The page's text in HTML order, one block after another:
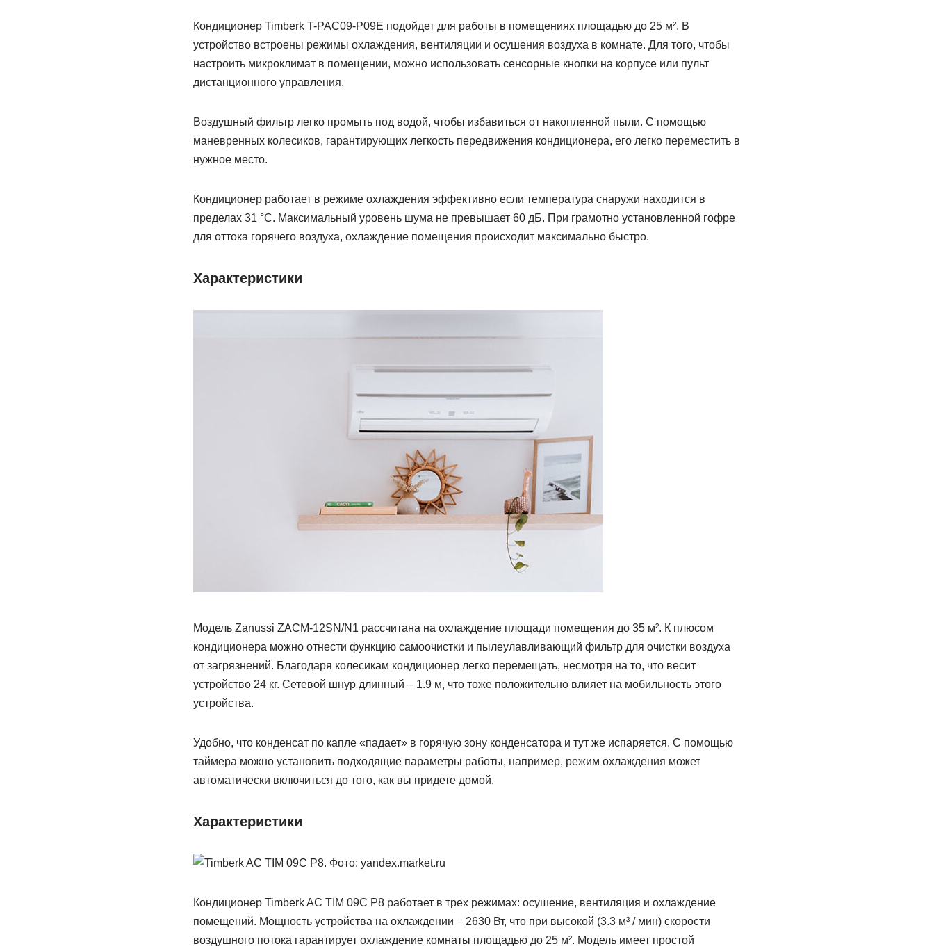
Кондиционер Timberk T-PAC09-P09E подойдет для работы в помещениях площадью до 25 м². В
устройство встроены режимы охлаждения, вентиляции и осушения воздуха в комнате. Для того, чтобы
настроить микроклимат в помещении, можно использовать сенсорные кнопки на корпусе или пульт
дистанционного управления.
Воздушный фильтр легко промыть под водой, чтобы избавиться от накопленной пыли. С помощью
маневренных колесиков, гарантирующих легкость передвижения кондиционера, его легко переместить в
нужное место.
Кондиционер работает в режиме охлаждения эффективно если температура снаружи находится в
пределах 31 °С. Максимальный уровень шума не превышает 60 дБ. При грамотно установленной гофре
для оттока горячего воздуха, охлаждение помещения происходит максимально быстро.
Характеристики
Модель Zanussi ZACM-12SN/N1 рассчитана на охлаждение площади помещения до 35 м². К плюсом
кондиционера можно отнести функцию самоочистки и пылеулавливающий фильтр для очистки воздуха
от загрязнений. Благодаря колесикам кондиционер легко перемещать, несмотря на то, что весит
устройство 24 кг. Сетевой шнур длинный – 1.9 м, что тоже положительно влияет на мобильность этого
устройства.
Удобно, что конденсат по капле «падает» в горячую зону конденсатора и тут же испаряется. С помощью
таймера можно установить подходящие параметры работы, например, режим охлаждения может
автоматически включиться до того, как вы придете домой.
Характеристики
Кондиционер Timberk AC TIM 09C P8 работает в трех режимах: осушение, вентиляция и охлаждение
помещений. Мощность устройства на охлаждении – 2630 Вт, что при высокой (3.3 м³ / мин) скорости
воздушного потока гарантирует охлаждение комнаты площадью до 25 м². Модель имеет простой